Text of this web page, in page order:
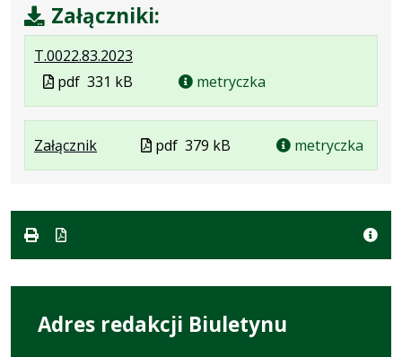
Załączniki:
T.0022.83.2023
formacie:
pdf
Rozmiar
331
kB
Otwiera
w
nowej
Plik
w
formacie
pdf 331 kB metryczka
Załącznik.
Plik
formacie:
.
Rozmiar
379
.
Otwiera
w
Plik
w
pdf 379 kB metryczka
Adres redakcji Biuletynu